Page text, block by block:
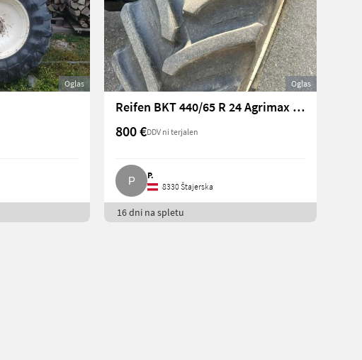
Oglas Oglas
Reifen BKT 440/65 R 24 Agrimax RT 657
800 €DDV ni terjalen
P.
8330 Štajerska
16 dni na spletu